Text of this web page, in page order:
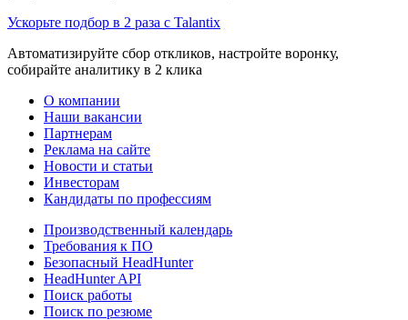
Ускорьте подбор в 2 раза с Talantix
Автоматизируйте сбор откликов, настройте воронку,
собирайте аналитику в 2 клика
О компании
Наши вакансии
Партнерам
Реклама на сайте
Новости и статьи
Инвесторам
Кандидаты по профессиям
Производственный календарь
Требования к ПО
Безопасный HeadHunter
HeadHunter API
Поиск работы
Поиск по резюме